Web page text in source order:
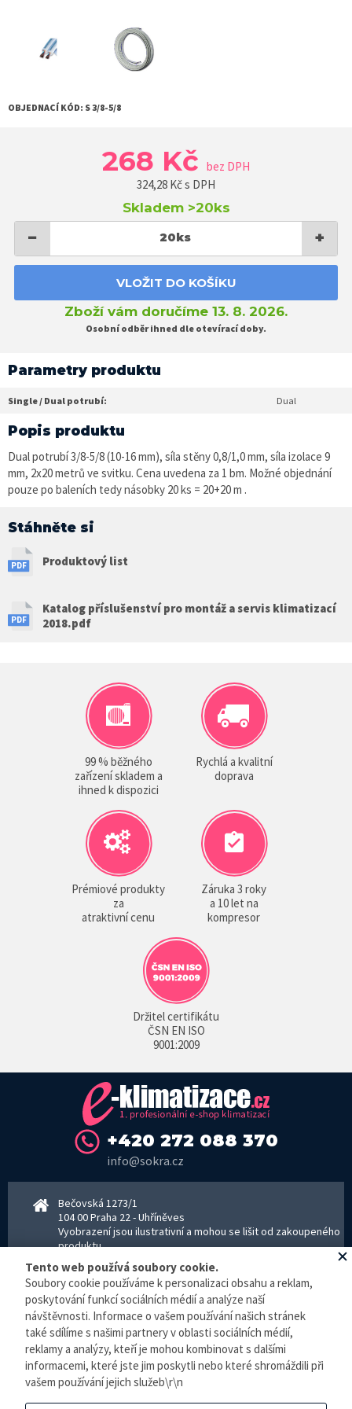
OBJEDNACÍ KÓD: S 3/8-5/8
268 Kč bez DPH
324,28 Kč s DPH
Skladem >20ks
− 20ks +
VLOŽIT DO KOŠÍKU
Zboží vám doručíme 13. 8. 2026.
Osobní odběr ihned dle otevírací doby.
Parametry produktu
Single / Dual potrubí: Dual
Popis produktu
Dual potrubí 3/8-5/8 (10-16 mm), síla stěny 0,8/1,0 mm, síla izolace 9
mm, 2x20 metrů ve svitku. Cena uvedena za 1 bm. Možné objednání
pouze po baleních tedy násobky 20 ks = 20+20 m .
Stáhněte si
Produktový list
Katalog příslušenství pro montáž a servis klimatizací
2018.pdf
99 % běžného
zařízení skladem a
ihned k dispozici
Rychlá a kvalitní
doprava
Prémiové produkty
za
atraktivní cenu
Záruka 3 roky
a 10 let na
kompresor
Držitel certifikátu
ČSN EN ISO
9001:2009
+420 272 088 370
info@sokra.cz
Bečovská 1273/1
104 00 Praha 22 - Uhříněves
Vyobrazení jsou ilustrativní a mohou se lišit od zakoupeného
produktu.
www.sokra.cz│www.haier-klimatizace.cz
Otevírací doba
Pondělí–Pátek 8–16:30 hodin - kancelář
Pondělí–pátek 8–16:00 hodin - sklad
Zpracování osobních údajů
Tento web používá soubory cookie.
Soubory cookie používáme k personalizaci obsahu a reklam,
poskytování funkcí sociálních médií a analýze naší
návštěvnosti. Informace o vašem používání našich stránek
také sdílíme s našimi partnery v oblasti sociálních médií,
reklamy a analýzy, kteří je mohou kombinovat s dalšími
informacemi, které jste jim poskytli nebo které shromáždili při
vašem používání jejich služeb\r\n